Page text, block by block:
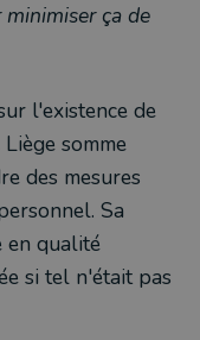
ça de
l'existence de
somme
des mesures
Sa
en qualité
si tel n'était pas